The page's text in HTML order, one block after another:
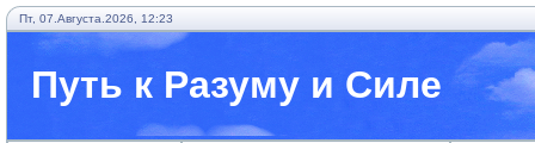
Пт, 07.Августа.2026, 12:23
Путь к Разуму и Силе